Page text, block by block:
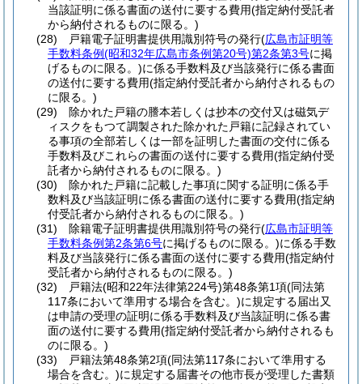
当該証明に係る書面の送付に要する費用(指定納付受託者
から納付されるものに限る。)
(28)
戸籍電子証明書提供用識別符号の発行(広島市証明等
手数料条例(昭和32年広島市条例第20号)第2条第3号に掲
げるものに限る。)に係る手数料及び当該発行に係る書面
の送付に要する費用(指定納付受託者から納付されるもの
に限る。)
(29)
除かれた戸籍の謄本若しくは抄本の交付又は磁気デ
ィスクをもつて調製された除かれた戸籍に記録されてい
る事項の全部若しくは一部を証明した書面の交付に係る
手数料及びこれらの書面の送付に要する費用(指定納付受
託者から納付されるものに限る。)
(30)
除かれた戸籍に記載した事項に関する証明に係る手
数料及び当該証明に係る書面の送付に要する費用(指定納
付受託者から納付されるものに限る。)
(31)
除籍電子証明書提供用識別符号の発行(広島市証明等
手数料条例第2条第6号に掲げるものに限る。)に係る手数
料及び当該発行に係る書面の送付に要する費用(指定納付
受託者から納付されるものに限る。)
(32)
戸籍法(昭和22年法律第224号)第48条第1項(同法第
117条において準用する場合を含む。)に規定する届出又
は申請の受理の証明に係る手数料及び当該証明に係る書
面の送付に要する費用(指定納付受託者から納付されるも
のに限る。)
(33)
戸籍法第48条第2項(同法第117条において準用する
場合を含む。)に規定する届書その他市長が受理した書類